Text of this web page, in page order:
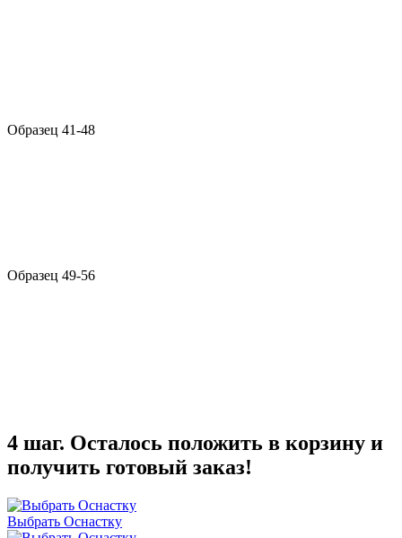
Образец 41-48
Образец 49-56
4 шаг. Осталось положить в корзину и
получить готовый заказ!
Выбрать Оснастку